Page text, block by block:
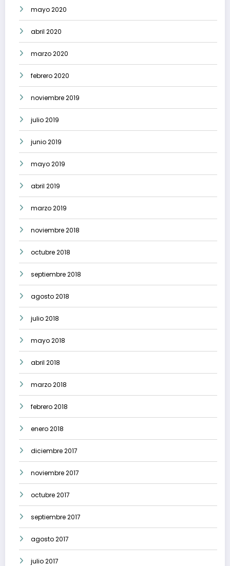
mayo 2020
abril 2020
marzo 2020
febrero 2020
noviembre 2019
julio 2019
junio 2019
mayo 2019
abril 2019
marzo 2019
noviembre 2018
octubre 2018
septiembre 2018
agosto 2018
julio 2018
mayo 2018
abril 2018
marzo 2018
febrero 2018
enero 2018
diciembre 2017
noviembre 2017
octubre 2017
septiembre 2017
agosto 2017
julio 2017